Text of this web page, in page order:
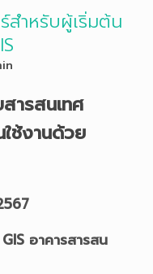
สำหรับผู้เริ่มต้น
ารสนเทศ
ช้งานด้วย
7
GIS อาคารสารสน